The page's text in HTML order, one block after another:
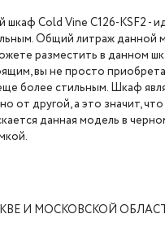
Cold Vine C126-KSF2 -
Общий литраж данной
разместить в данном
вы не просто
более стильным. Шкаф
от другой, а это значит,
данная модель в
И МОСКОВСКОЙ